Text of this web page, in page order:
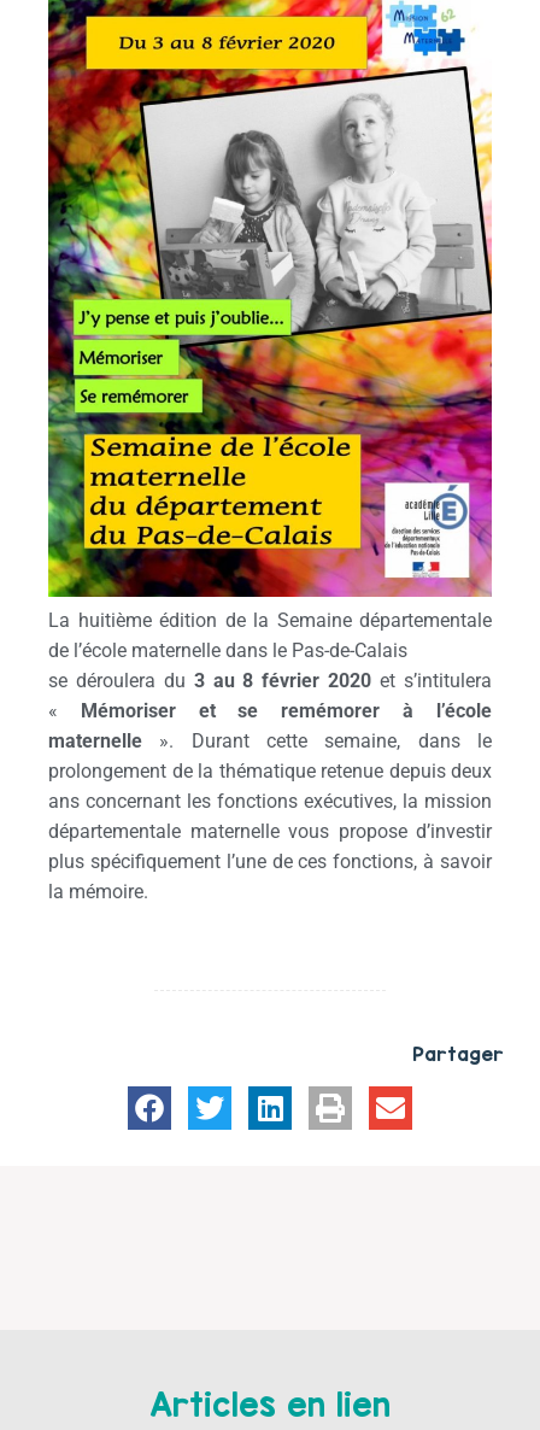
La huitième édition de la Semaine départementale
de l’école maternelle dans le Pas-de-Calais
se déroulera du 3 au 8 février 2020 et s’intitulera
« Mémoriser et se remémorer à l’école
maternelle ». Durant cette semaine, dans le
prolongement de la thématique retenue depuis deux
ans concernant les fonctions exécutives, la mission
départementale maternelle vous propose d’investir
plus spécifiquement l’une de ces fonctions, à savoir
la mémoire.
Partager
Articles en lien